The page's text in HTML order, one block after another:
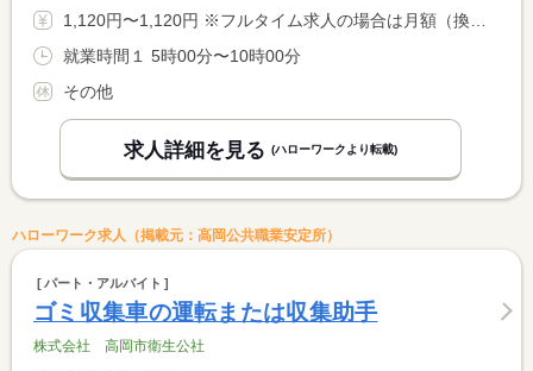
1,120円〜1,120円 ※フルタイム求人の場合は月額（換算額）、パート求人の場合は時間額を表示しています。
就業時間１ 5時00分〜10時00分
その他
求人詳細を見る (ハローワークより転載)
ハローワーク求人（掲載元：高岡公共職業安定所）
パート・アルバイト
ゴミ収集車の運転または収集助手
株式会社 高岡市衛生公社